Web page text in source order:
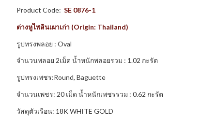
Product Code: SE 0876-1
ต่างหูไพลินเผาเก่า (Origin: Thailand)
รูปทรงพลอย : Oval
จำนวนพลอย 2เม็ด น้ำหนักพลอยรวม : 1.02 กะรัต
รูปทรงเพชร:Round, Baguette
จำนวนเพชร: 20 เม็ด น้ำหนักเพชรรวม : 0.62 กะรัต
วัสดุตัวเรือน: 18K WHITE GOLD